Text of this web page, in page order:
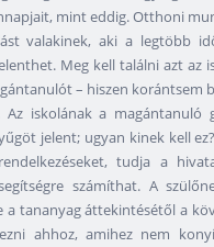
mint eddig. Otthoni
valakinek, aki a legtöbb
Meg kell találni azt az
– hiszen korántsem
Az iskolának a magántanuló
jelent; ugyan kinek kell
tudja a
számíthat. A
a tananyag áttekintésétől a
ahhoz, amihez nem